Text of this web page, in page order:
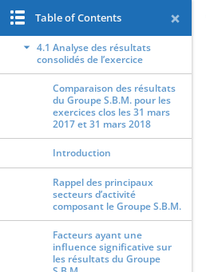
Table of Contents
4. ANALYSE DE L’ACTIVITÉ
4.1 Analyse des résultats
consolidés de l’exercice
Comparaison des résultats
du Groupe S.B.M. pour les
exercices clos les 31 mars
2017 et 31 mars 2018
Introduction
Rappel des principaux
secteurs d’activité
composant le Groupe S.B.M.
Facteurs ayant une
influence significative sur
les résultats du Groupe